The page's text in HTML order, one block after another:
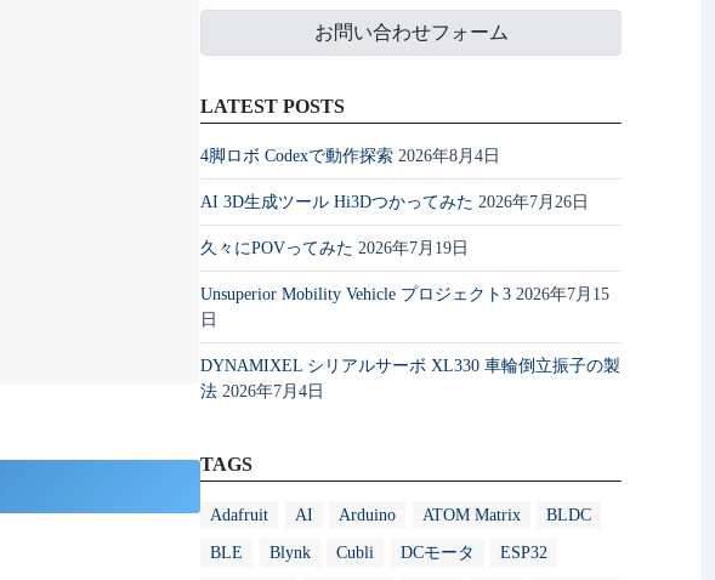
お問い合わせフォーム
LATEST POSTS
4脚ロボ Codexで動作探索 2026年8月4日
AI 3D生成ツール Hi3Dつかってみた 2026年7月26日
久々にPOVってみた 2026年7月19日
Unsuperior Mobility Vehicle プロジェクト3 2026年7月15
日
DYNAMIXEL シリアルサーボ XL330 車輪倒立振子の製
法 2026年7月4日
TAGS
Adafruit AI Arduino ATOM Matrix BLDC
BLE Blynk Cubli DCモータ ESP32